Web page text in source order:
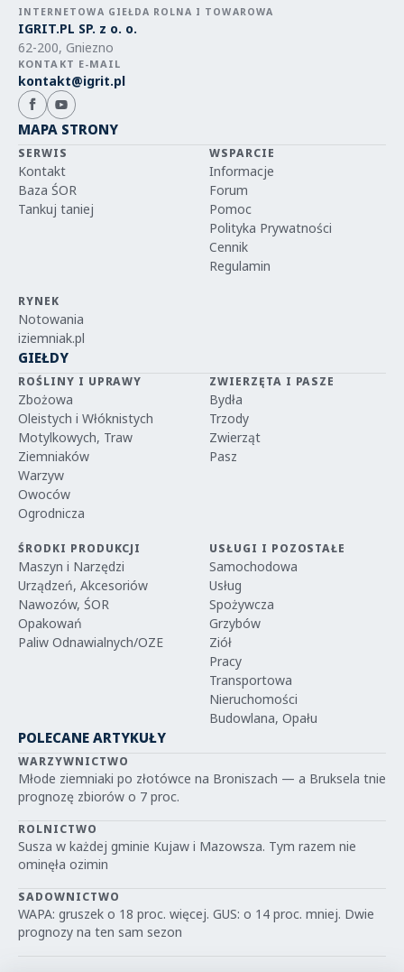
INTERNETOWA GIEŁDA ROLNA I TOWAROWA
IGRIT.PL SP. z o. o.
62-200, Gniezno
KONTAKT E-MAIL
kontakt@igrit.pl
MAPA STRONY
SERWIS
Kontakt
Baza ŚOR
Tankuj taniej
WSPARCIE
Informacje
Forum
Pomoc
Polityka Prywatności
Cennik
Regulamin
RYNEK
Notowania
iziemniak.pl
GIEŁDY
ROŚLINY I UPRAWY
Zbożowa
Oleistych i Włóknistych
Motylkowych, Traw
Ziemniaków
Warzyw
Owoców
Ogrodnicza
ZWIERZĘTA I PASZE
Bydła
Trzody
Zwierząt
Pasz
ŚRODKI PRODUKCJI
Maszyn i Narzędzi
Urządzeń, Akcesoriów
Nawozów, ŚOR
Opakowań
Paliw Odnawialnych/OZE
USŁUGI I POZOSTAŁE
Samochodowa
Usług
Spożywcza
Grzybów
Ziół
Pracy
Transportowa
Nieruchomości
Budowlana, Opału
POLECANE ARTYKUŁY
WARZYWNICTWO
Młode ziemniaki po złotówce na Broniszach — a Bruksela tnie
prognozę zbiorów o 7 proc.
ROLNICTWO
Susza w każdej gminie Kujaw i Mazowsza. Tym razem nie
ominęła ozimin
SADOWNICTWO
WAPA: gruszek o 18 proc. więcej. GUS: o 14 proc. mniej. Dwie
prognozy na ten sam sezon